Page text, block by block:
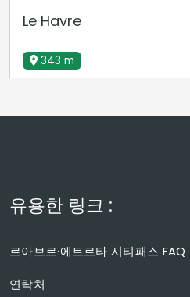
Le Havre
343 m
유용한 링크 :
르아브르·에트르타 시티패스 FAQ
연락처